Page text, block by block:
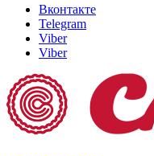
Вконтакте
Telegram
Viber
Viber